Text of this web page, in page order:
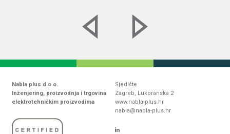
Nabla plus d.o.o.
Inženjering, proizvodnja i trgovina
elektrotehničkim proizvodima
Sjedište
Zagreb, Lukoranska 2
www.nabla-plus.hr
nabla@nabla-plus.hr